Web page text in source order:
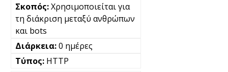
Χρησιμοποιείται για
τη διάκριση μεταξύ ανθρώπων
και bots
0 ημέρες
HTTP